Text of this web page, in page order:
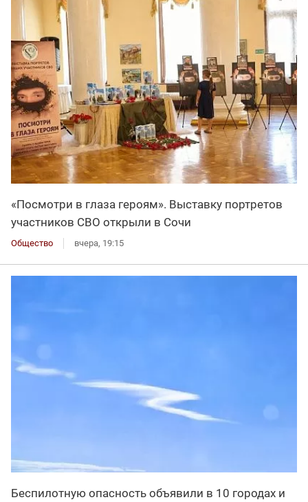
«Посмотри в глаза героям». Выставку портретов
участников СВО открыли в Сочи
Общество вчера, 19:15
Беспилотную опасность объявили в 10 городах и